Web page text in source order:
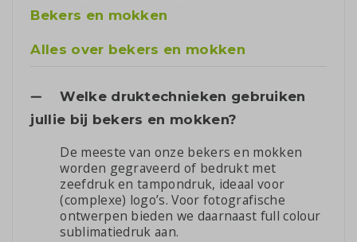
Bekers en mokken
Alles over bekers en mokken
Welke druktechnieken gebruiken
jullie bij bekers en mokken?
De meeste van onze bekers en mokken
worden gegraveerd of bedrukt met
zeefdruk en tampondruk, ideaal voor
(complexe) logo’s. Voor fotografische
ontwerpen bieden we daarnaast full colour
sublimatiedruk aan.